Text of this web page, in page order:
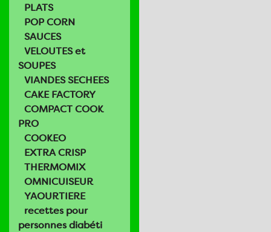
PLATS
POP CORN
SAUCES
VELOUTES et
SOUPES
VIANDES SECHEES
CAKE FACTORY
COMPACT COOK
PRO
COOKEO
EXTRA CRISP
THERMOMIX
OMNICUISEUR
YAOURTIERE
recettes pour
personnes diabéti